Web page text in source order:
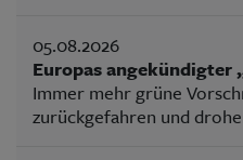
05.08.2026
Europas angekündigter
Immer mehr grüne
zurückgefahren und